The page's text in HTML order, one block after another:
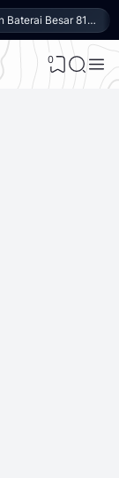
Andalkan Baterai Besar 8100mAh dan SoC Unisoc T7300, Ini dia 10 Keunggulan vivo Y500 4G
0